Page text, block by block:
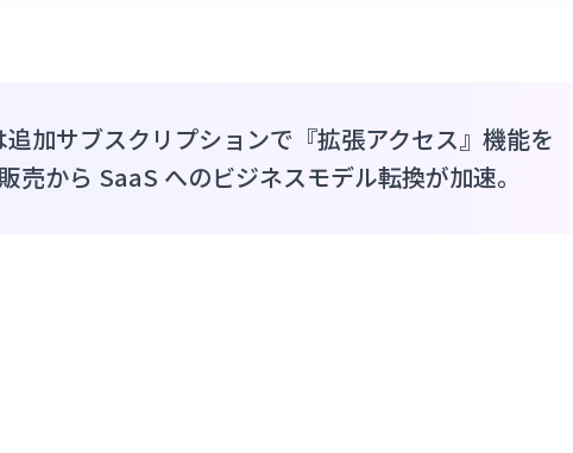
加サブスクリプションで『拡張アクセス』機能を
売から SaaS へのビジネスモデル転換が加速。